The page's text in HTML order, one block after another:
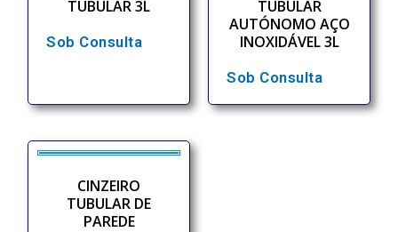
TUBULAR 3L
Sob Consulta
TUBULAR
AUTÓNOMO AÇO
INOXIDÁVEL 3L
Sob Consulta
CINZEIRO
TUBULAR DE
PAREDE